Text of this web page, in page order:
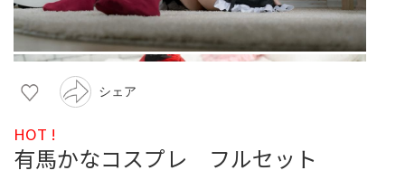
シェア
HOT !
有馬かなコスプレ フルセット